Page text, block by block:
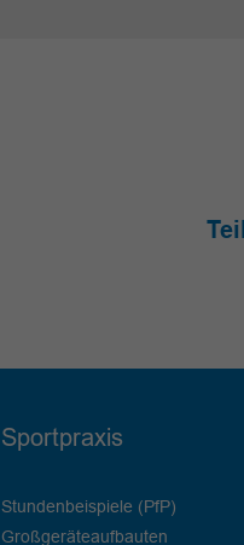
Sportpraxis
Stundenbeispiele (PfP)
Großgeräteaufbauten